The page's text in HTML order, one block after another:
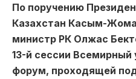
По поручению
Казахстан Касым-
министр РК Олжас
13-й сессии Всемирный
форум, проходящей